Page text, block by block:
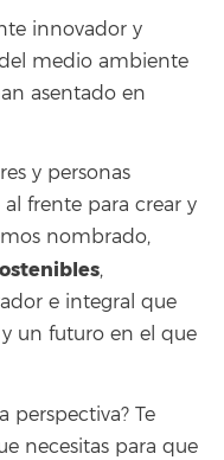
innovador y
medio ambiente
asentado en
y personas
frente para crear y
nombrado,
,
e integral que
un futuro en el que
perspectiva? Te
necesitas para que